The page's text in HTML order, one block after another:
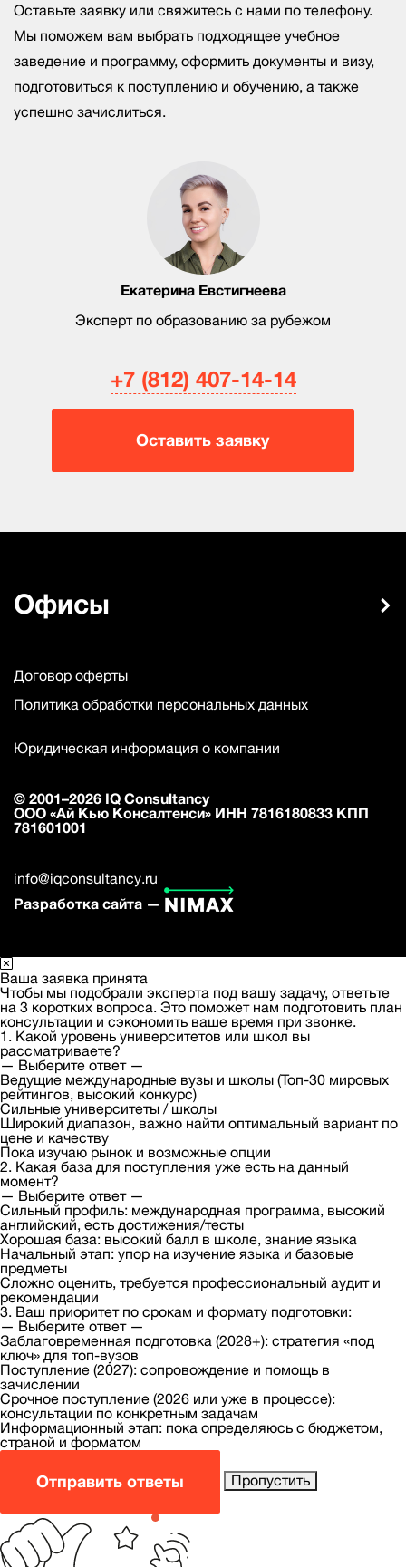
Екатерина Евстигнеева
Эксперт по образованию за рубежом
Оставьте заявку или свяжитесь с нами по телефону.
Мы поможем вам выбрать подходящее учебное
заведение и программу, оформить документы и визу,
подготовиться к поступлению и обучению, а также
успешно зачислиться.
+7 (812) 407-14-14
Оставить заявку
Офисы
Договор оферты
Политика обработки персональных данных
Юридическая информация о компании
© 2001–2026 IQ Consultancy
ООО «Ай Кью Консалтенси» ИНН 7816180833 КПП
781601001
info@iqconsultancy.ru
Разработка сайта —
Ваша заявка принята
Чтобы мы подобрали эксперта под вашу задачу, ответьте
на 3 коротких вопроса. Это поможет нам подготовить план
консультации и сэкономить ваше время при звонке.
1. Какой уровень университетов или школ вы
рассматриваете?
— Выберите ответ —
Ведущие международные вузы и школы (Топ-30 мировых
рейтингов, высокий конкурс)
Сильные университеты / школы
Широкий диапазон, важно найти оптимальный вариант по
цене и качеству
Пока изучаю рынок и возможные опции
2. Какая база для поступления уже есть на данный
момент?
— Выберите ответ —
Сильный профиль: международная программа, высокий
английский, есть достижения/тесты
Хорошая база: высокий балл в школе, знание языка
Начальный этап: упор на изучение языка и базовые
предметы
Сложно оценить, требуется профессиональный аудит и
рекомендации
3. Ваш приоритет по срокам и формату подготовки:
— Выберите ответ —
Заблаговременная подготовка (2028+): стратегия «под
ключ» для топ-вузов
Поступление (2027): сопровождение и помощь в
зачислении
Срочное поступление (2026 или уже в процессе):
консультации по конкретным задачам
Информационный этап: пока определяюсь с бюджетом,
страной и форматом
Отправить ответы Пропустить